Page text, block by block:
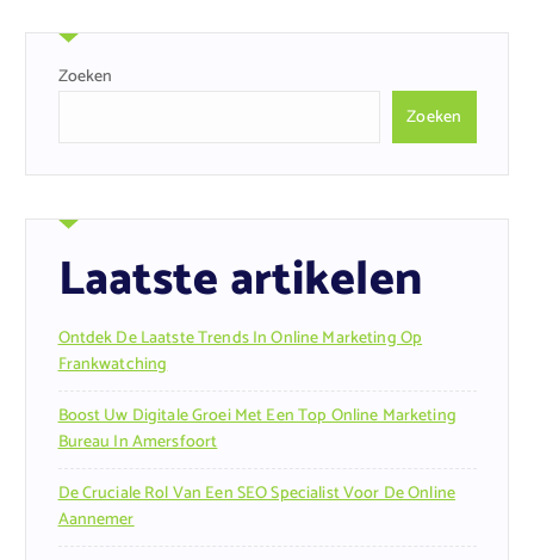
Zoeken
Zoeken
Laatste artikelen
Ontdek De Laatste Trends In Online Marketing Op
Frankwatching
Boost Uw Digitale Groei Met Een Top Online Marketing
Bureau In Amersfoort
De Cruciale Rol Van Een SEO Specialist Voor De Online
Aannemer